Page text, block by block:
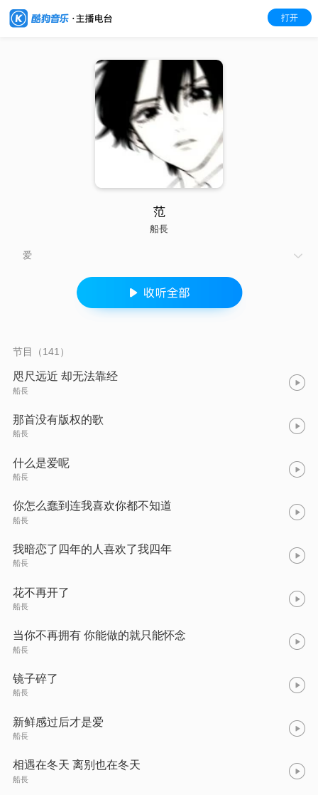
打开
范
船長
爱
节目（141）
咫尺远近 却无法靠经
船長
那首没有版权的歌
船長
什么是爱呢
船長
你怎么蠢到连我喜欢你都不知道
船長
我暗恋了四年的人喜欢了我四年
船長
花不再开了
船長
当你不再拥有 你能做的就只能怀念
船長
镜子碎了
船長
新鲜感过后才是爱
船長
相遇在冬天 离别也在冬天
船長